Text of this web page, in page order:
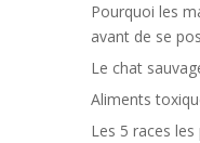
Pourquoi les
avant de se
Le chat
Aliments
Les 5 races